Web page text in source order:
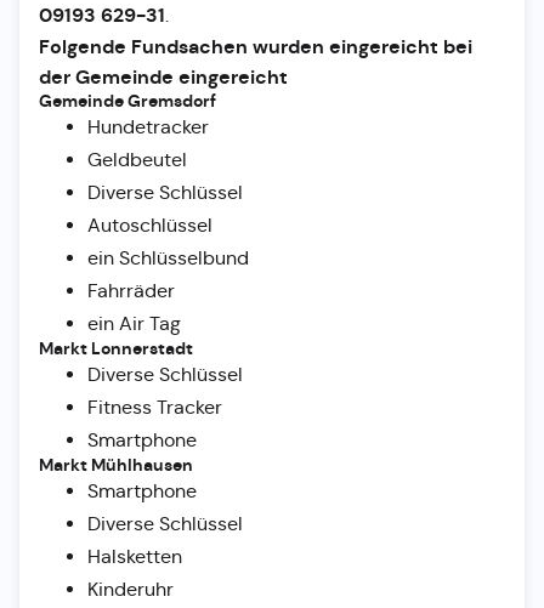
09193 629-31
Folgende Fundsachen wurden eingereicht bei
der Gemeinde eingereicht
Gemeinde Gremsdorf
Hundetracker
Geldbeutel
Diverse Schlüssel
Autoschlüssel
ein Schlüsselbund
Fahrräder
ein Air Tag
Markt Lonnerstadt
Diverse Schlüssel
Fitness Tracker
Smartphone
Markt Mühlhausen
Smartphone
Diverse Schlüssel
Halsketten
Kinderuhr